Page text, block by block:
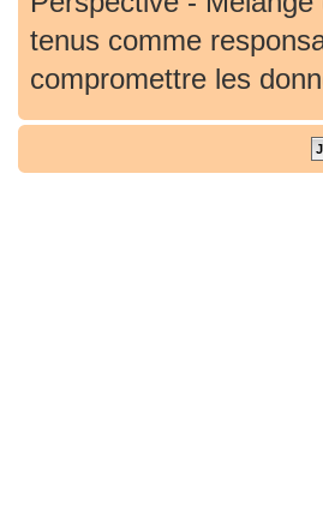
tenus comme
compromettre les